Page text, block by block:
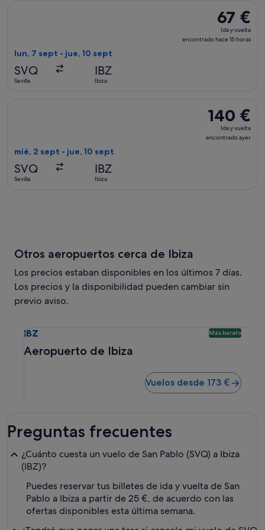
67 €
Ida
y
67 €
Ida y vuelta
encontrado hace 15 horas
lun, 7 sept - jue, 10 sept
SVQ
Sevilla
IBZ
Ibiza
140 €
Ida
y
140 €
Ida y vuelta
encontrado ayer
mié, 2 sept - jue, 10 sept
SVQ
Sevilla
IBZ
Ibiza
Otros aeropuertos cerca de Ibiza
Los precios estaban disponibles en los últimos 7 días.
Los precios y la disponibilidad pueden cambiar sin
previo aviso.
IBZ Más barato
Aeropuerto de Ibiza
Vuelos desde 173 €
Preguntas frecuentes
¿Cuánto cuesta un vuelo de San Pablo (SVQ) a Ibiza
(IBZ)?
Puedes reservar tus billetes de ida y vuelta de San
Pablo a Ibiza a partir de 25 €, de acuerdo con las
ofertas disponibles esta última semana.